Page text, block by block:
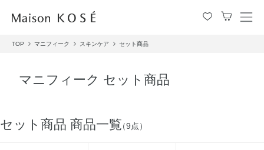
メ
TOP マニフィーク スキンケア セット商品
マニフィーク セット商品
セット商品 商品一覧（9点）